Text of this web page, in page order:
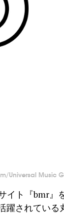
Universal Music
イト『bmr』
躍されている